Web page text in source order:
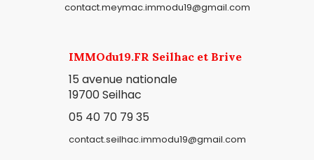
contact.meymac.immodu19@gmail.com
IMMOdu19.FR Seilhac et Brive
15 avenue nationale
19700 Seilhac
05 40 70 79 35
contact.seilhac.immodu19@gmail.com